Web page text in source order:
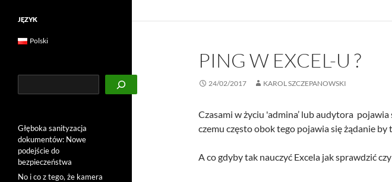
PING W EXCEL-U ?
24/02/2017 KAROL SZCZEPANOWSKI
Czasami w życiu 'admina’ lub audytora
czemu często obok tego pojawia się żądanie
A co gdyby tak nauczyć Excela jak sprawdzić czy
JĘZYK
Polski
Głęboka sanityzacja
dokumentów: Nowe
podejście do
bezpieczeństwa
No i co z tego, że kamera